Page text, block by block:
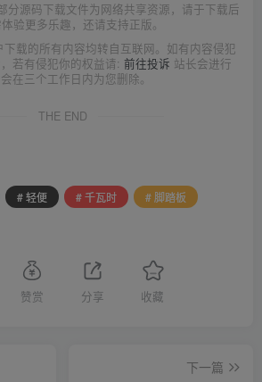
分源码下载文件为网络共享资源，请于下载后
验更多乐趣，还请支持正版。
下载的所有内容均转自互联网。如有内容侵犯
若有侵犯你的权益请: 前往投诉 站长会进行
在三个工作日内为您删除。
THE END
# 轻便 # 千瓦时 # 脚踏板
赞赏 分享 收藏
下一篇